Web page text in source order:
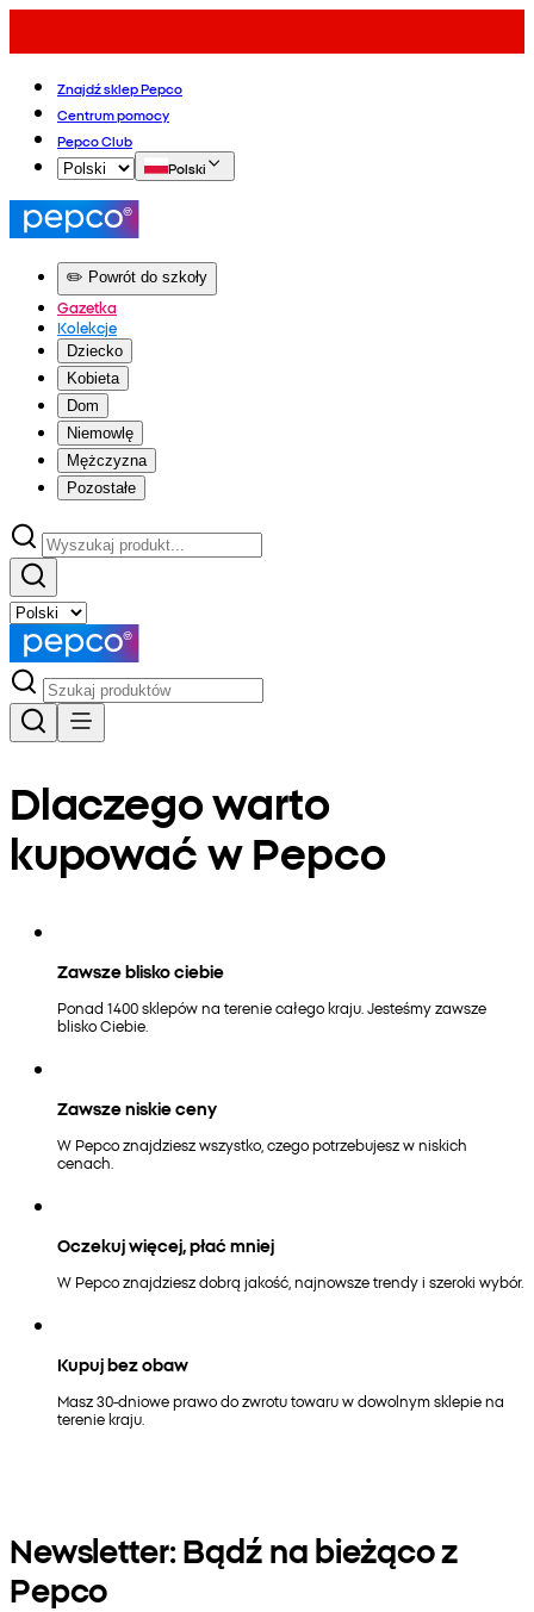
Znajdź sklep Pepco
Centrum pomocy
Pepco Club
Polski
✏️ Powrót do szkoły
Gazetka
Kolekcje
Dziecko
Kobieta
Dom
Niemowlę
Mężczyzna
Pozostałe
Dlaczego warto
kupować w Pepco
Zawsze blisko ciebie
Ponad 1400 sklepów na terenie całego kraju. Jesteśmy zawsze
blisko Ciebie.
Zawsze niskie ceny
W Pepco znajdziesz wszystko, czego potrzebujesz w niskich
cenach.
Oczekuj więcej, płać mniej
W Pepco znajdziesz dobrą jakość, najnowsze trendy i szeroki wybór.
Kupuj bez obaw
Masz 30-dniowe prawo do zwrotu towaru w dowolnym sklepie na
terenie kraju.
Newsletter: Bądź na bieżąco z
Pepco